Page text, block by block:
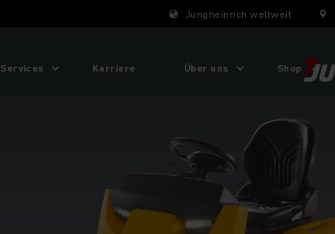
Jungheinrich weltweit
Services Karriere Über uns Shop